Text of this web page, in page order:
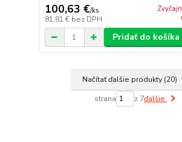
100,63 €/ks
81,81 € bez DPH
Pridať do košíka
Načítať ďalšie produkty (20)
strana z 7ďalšie